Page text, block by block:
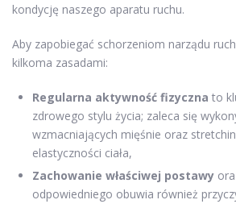
kondycję naszego aparatu ruchu.
Aby zapobiegać schorzeniom narządu
kilkoma zasadami:
Regularna aktywność fizyczna to
zdrowego stylu życia; zaleca się
wzmacniających mięśnie oraz
elastyczności ciała,
Zachowanie właściwej postawy
odpowiedniego obuwia również